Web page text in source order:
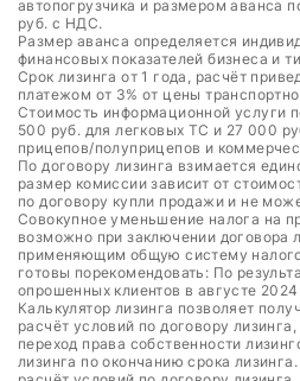
автопогрузчика и размером аванса
руб. с НДС.
Размер аванса определяется
финансовых показателей бизнеса и
Срок лизинга от 1 года, расчёт
платежом от 3% от цены
Стоимость информационной услуги
500 руб. для легковых ТС и 27 000
прицепов/полуприцепов и
По договору лизинга взимается
размер комиссии зависит от
по договору купли продажи и не
Совокупное уменьшение налога на
возможно при заключении договора
применяющим общую систему
готовы порекомендовать: По
опрошенных клиентов в августе
Калькулятор лизинга позволяет
расчёт условий по договору
переход права собственности
лизинга по окончанию срока